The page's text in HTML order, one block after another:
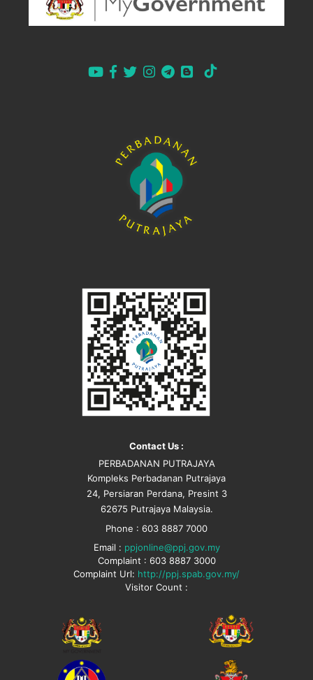
Contact Us :
PERBADANAN PUTRAJAYA
Kompleks Perbadanan Putrajaya
24, Persiaran Perdana, Presint 3
62675 Putrajaya Malaysia.
Phone : 603 8887 7000
Email : ppjonline@ppj.gov.my
Complaint : 603 8887 3000
Complaint Url: http://ppj.spab.gov.my/
Visitor Count :